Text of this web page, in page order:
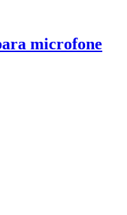
microfone